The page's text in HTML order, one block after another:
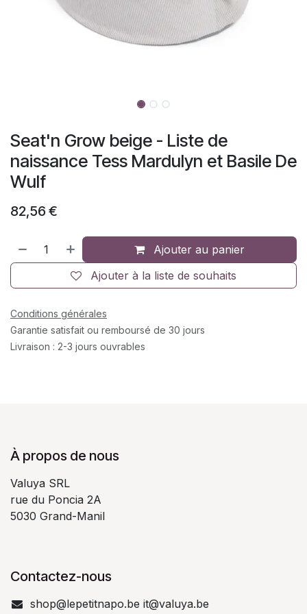
Seat'n Grow beige - Liste de
naissance Tess Mardulyn et Basile De
Wulf
82,56 €
Ajouter au panier
Ajouter à la liste de souhaits
Conditions générales
Garantie satisfait ou remboursé de 30 jours
Livraison : 2-3 jours ouvrables
À propos de nous
Valuya SRL
rue du Poncia 2A
5030 Grand-Manil
Contactez-nous
shop@lepetitnapo.be it@valuya.be